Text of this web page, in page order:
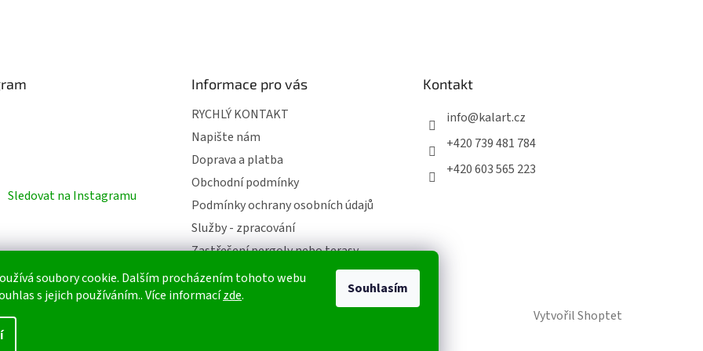
soubory cookie. Dalším procházením tohoto webu
s jejich používáním.. Více informacízde. Souhlasím
Sledovat na Instagramu
Informace pro vás
RYCHLÝ KONTAKT
Napište nám
Doprava a platba
Obchodní podmínky
Podmínky ochrany osobních údajů
Služby - zpracování
Zastřešení pergoly nebo terasy
Kontakt
info@kalart.cz
+420 739 481 784
+420 603 565 223
Vytvořil Shoptet